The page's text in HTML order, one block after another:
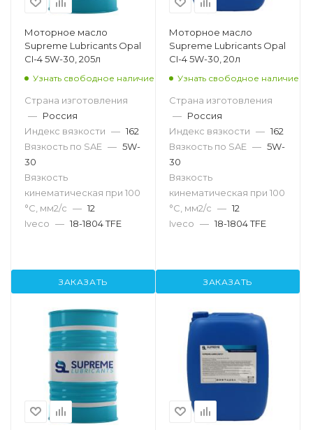
Моторное масло
Supreme Lubricants Opal
CI-4 5W-30, 205л
Узнать свободное наличие
Страна изготовления
— Россия
Индекс вязкости — 162
Вязкость по SAE — 5W-
30
Вязкость
кинематическая при 100
°С, мм2/с — 12
Iveco — 18-1804 TFE
ЗАКАЗАТЬ
Моторное масло
Supreme Lubricants Opal
CI-4 5W-30, 20л
Узнать свободное наличие
Страна изготовления
— Россия
Индекс вязкости — 162
Вязкость по SAE — 5W-
30
Вязкость
кинематическая при 100
°С, мм2/с — 12
Iveco — 18-1804 TFE
ЗАКАЗАТЬ